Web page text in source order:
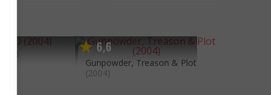
6,6
Gunpowder, Treason & Plot
(2004)